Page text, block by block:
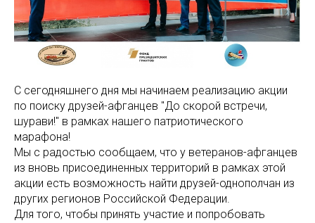
С сегодняшнего дня мы начинаем реализацию акции
по поиску друзей-афганцев "До скорой встречи,
шурави!" в рамках нашего патриотического
марафона!
Мы с радостью сообщаем, что у ветеранов-афганцев
из вновь присоединенных территорий в рамках этой
акции есть возможность найти друзей-однополчан из
других регионов Российской Федерации.
Для того, чтобы принять участие и попробовать